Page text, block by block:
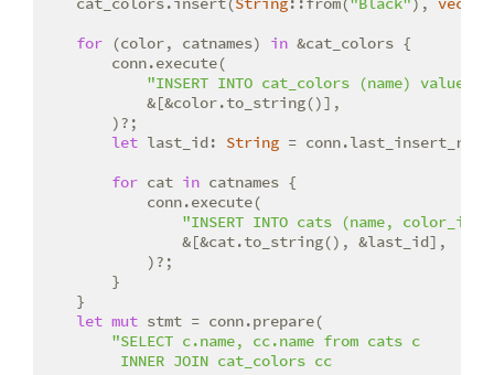
for (color, catnames) in &cat_colors {
        conn.execute(
"INSERT INTO cat_colors (name) values
            &[&color.to_string()],
        )?;
let last_id: String =
for cat in catnames {
            conn.execute(
"INSERT INTO cats (name,
                &[&cat.to_string(), &last_id],
            )?;
        }
    }
let mut stmt = conn.prepare(
"SELECT c.name, cc.name from cats c
         INNER JOIN cat_colors cc